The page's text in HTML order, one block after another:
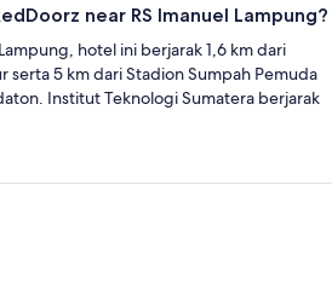
near RS Imanuel Lampung?
hotel ini berjarak 1,6 km dari
serta 5 km dari Stadion Sumpah Pemuda
Institut Teknologi Sumatera berjarak